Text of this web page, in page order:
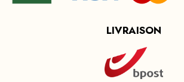
LIVRAISON